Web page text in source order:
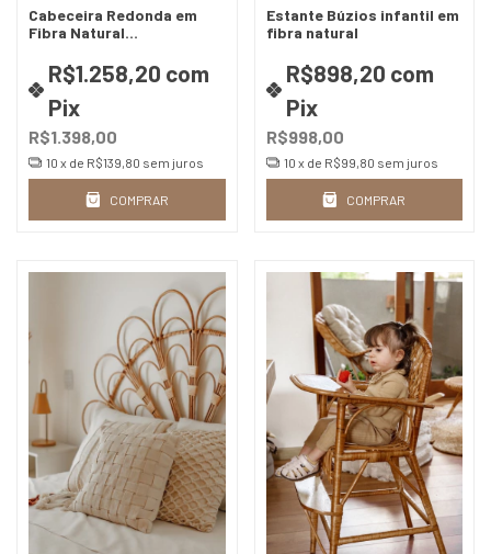
Cabeceira Redonda em
Fibra Natural
Tamanhos | Design
Artesanal
R$1.398,00
R$1.258,20 com
Pix
10 x de R$139,80 sem juros
COMPRAR
Estante Búzios infantil em
fibra natural
R$998,00
R$898,20 com
Pix
10 x de R$99,80 sem juros
COMPRAR